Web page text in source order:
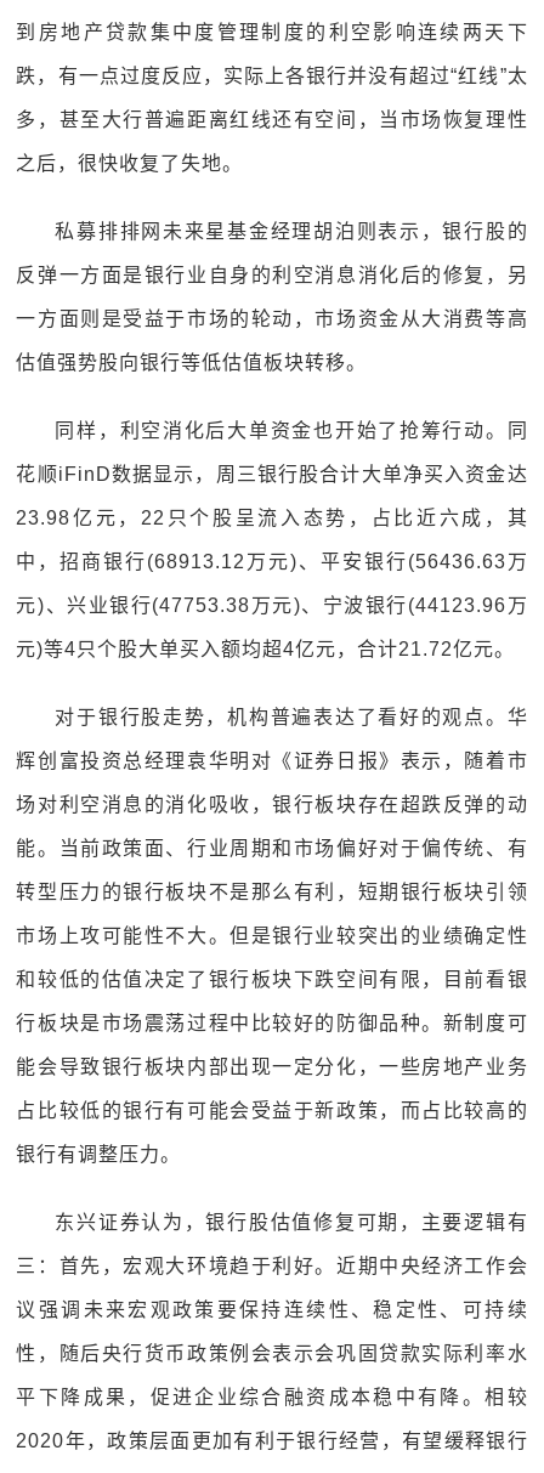
到房地产贷款集中度管理制度的利空影响连续两天下
跌，有一点过度反应，实际上各银行并没有超过“红线”太
多，甚至大行普遍距离红线还有空间，当市场恢复理性
之后，很快收复了失地。
私募排排网未来星基金经理胡泊则表示，银行股的
反弹一方面是银行业自身的利空消息消化后的修复，另
一方面则是受益于市场的轮动，市场资金从大消费等高
估值强势股向银行等低估值板块转移。
同样，利空消化后大单资金也开始了抢筹行动。同
花顺iFinD数据显示，周三银行股合计大单净买入资金达
23.98亿元，22只个股呈流入态势，占比近六成，其
中，招商银行(68913.12万元)、平安银行(56436.63万
元)、兴业银行(47753.38万元)、宁波银行(44123.96万
元)等4只个股大单买入额均超4亿元，合计21.72亿元。
对于银行股走势，机构普遍表达了看好的观点。华
辉创富投资总经理袁华明对《证券日报》表示，随着市
场对利空消息的消化吸收，银行板块存在超跌反弹的动
能。当前政策面、行业周期和市场偏好对于偏传统、有
转型压力的银行板块不是那么有利，短期银行板块引领
市场上攻可能性不大。但是银行业较突出的业绩确定性
和较低的估值决定了银行板块下跌空间有限，目前看银
行板块是市场震荡过程中比较好的防御品种。新制度可
能会导致银行板块内部出现一定分化，一些房地产业务
占比较低的银行有可能会受益于新政策，而占比较高的
银行有调整压力。
东兴证券认为，银行股估值修复可期，主要逻辑有
三：首先，宏观大环境趋于利好。近期中央经济工作会
议强调未来宏观政策要保持连续性、稳定性、可持续
性，随后央行货币政策例会表示会巩固贷款实际利率水
平下降成果，促进企业综合融资成本稳中有降。相较
2020年，政策层面更加有利于银行经营，有望缓释银行